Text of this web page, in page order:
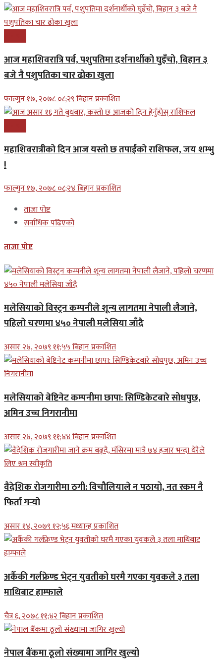
आज महाशिवरात्रि पर्व, पशुपतिमा दर्शनार्थीको घुइँचो, बिहान ३
बजे नै पशुपतिका चार ढोका खुला
फाल्गुन १७, २०७८ ०८;२९ बिहान प्रकाशित
महाशिवरात्रीको दिन आज यस्तो छ तपाईंको राशिफल, जय शम्भु
!
फाल्गुन १७, २०७८ ०८;२४ बिहान प्रकाशित
ताजा पोष्ट
सर्वाधिक पढिएको
ताजा पोष्ट
मलेसियाको विस्ट्रन कम्पनीले शून्य लागतमा नेपाली लैजाने,
पहिलो चरणमा ४५० नेपाली मलेसिया जाँदै
असार २४, २०७९ ११;५५ बिहान प्रकाशित
मलेसियाको बेष्टिनेट कम्पनीमा छापा: सिण्डिकेटबारे सोधपुछ,
अमिन उच्च निगरानीमा
असार २४, २०७९ ११;४४ बिहान प्रकाशित
वैदेशिक रोजगारीमा ठगी: विचौलियाले न पठायो, नत रकम नै
फिर्ता गर्‍यो
असार १४, २०७९ १२;५६ मध्यान्ह प्रकाशित
अर्कैकी गर्लफ्रेण्ड भेट्न युवतीको घरमै गएका युवकले ३ तला
माथिबाट हाम्फाले
चैत्र ६, २०७८ ११;४२ बिहान प्रकाशित
नेपाल बैंकमा ठूलो संख्यामा जागिर खुल्यो